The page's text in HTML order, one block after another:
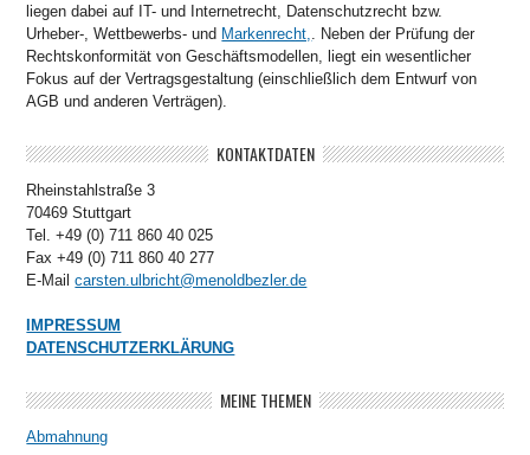
liegen dabei auf IT- und Internetrecht, Datenschutzrecht bzw.
Urheber-, Wettbewerbs- und Markenrecht,
. Neben der Prüfung der
Rechtskonformität von Geschäftsmodellen, liegt ein wesentlicher
Fokus auf der Vertragsgestaltung (einschließlich dem Entwurf von
AGB und anderen Verträgen).
KONTAKTDATEN
Rheinstahlstraße 3
70469 Stuttgart
Tel. +49 (0) 711 860 40 025
Fax +49 (0) 711 860 40 277
E-Mailcarsten.ulbricht@menoldbezler.de
IMPRESSUM
DATENSCHUTZERKLÄRUNG
MEINE THEMEN
Abmahnung